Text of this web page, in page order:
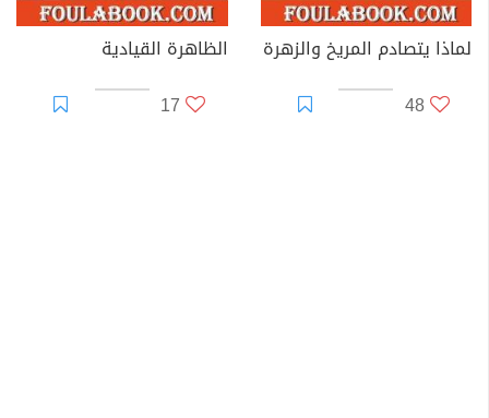
لماذا يتصادم المريخ والزهرة
48
الظاهرة القيادية
17